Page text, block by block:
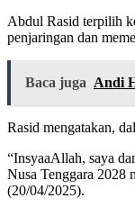
Abdul Rasid terpilih
penjaringan dan
Baca juga Andi
Rasid mengatakan,
“InsyaaAllah, saya
Nusa Tenggara 2028
(20/04/2025).